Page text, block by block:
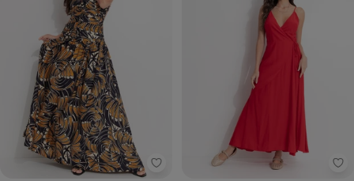
Farm - Vestido Longo Leque